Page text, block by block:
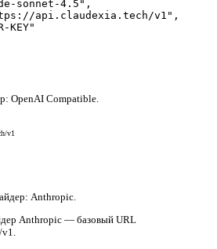
sonnet-4.5",
api.claudexia.tech/v1",
KEY"
OpenAI Compatible.
v1
Anthropic.
Anthropic — базовый URL
v1.